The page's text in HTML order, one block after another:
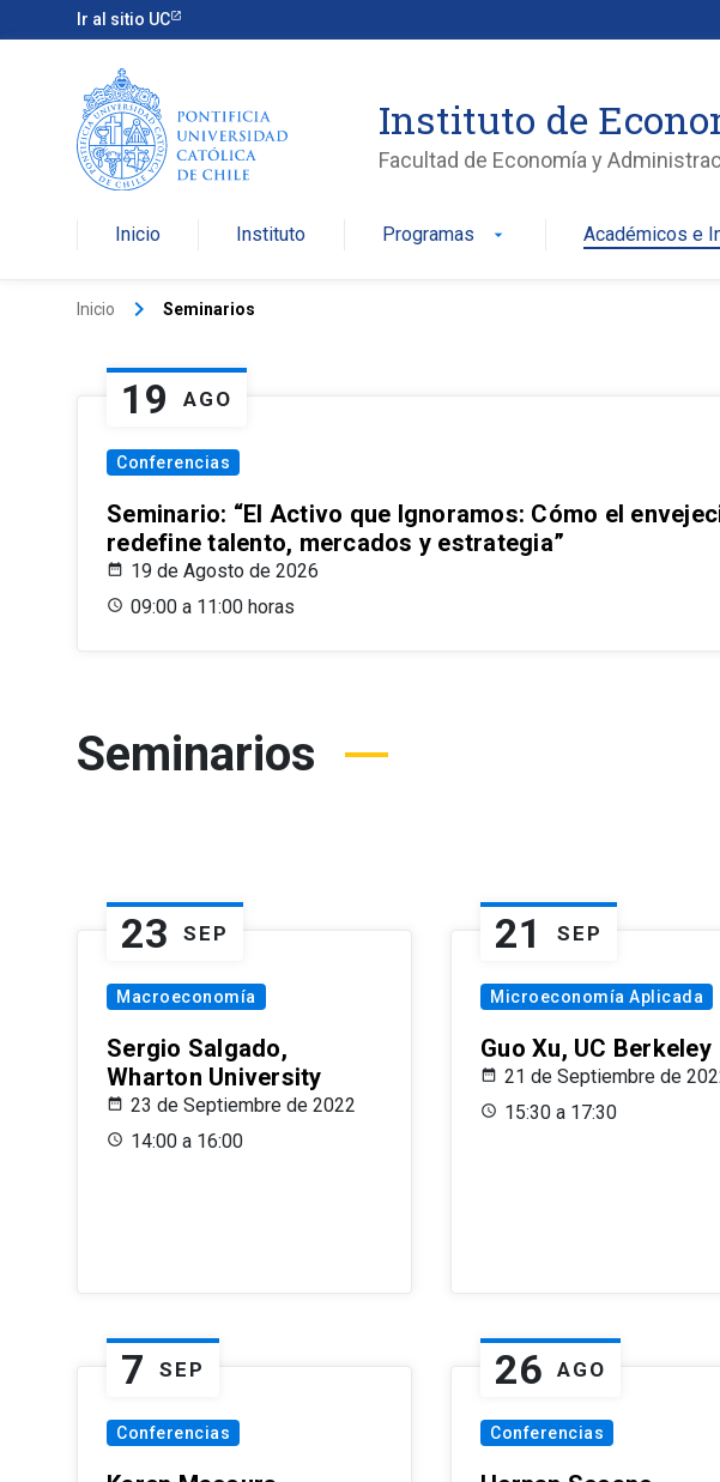
Ir al sitio UC
Instituto de
Facultad de Economía y
Inicio Instituto Programas arrow_drop_down Académicos e
Inicio keyboard_arrow_right Seminarios
19 AGO
Conferencias
Seminario: “El Activo que Ignoramos: Cómo el
redefine talento, mercados y estrategia”
19 de Agosto de 2026
09:00 a 11:00 horas
Seminarios
23 SEP
Macroeconomía
Sergio Salgado,
Wharton University
23 de Septiembre de 2022
14:00 a 16:00
21 SEP
Microeconomía Aplicada
Guo Xu, UC Berkeley
21 de Septiembre de
15:30 a 17:30
7 SEP
Conferencias
26 AGO
Conferencias